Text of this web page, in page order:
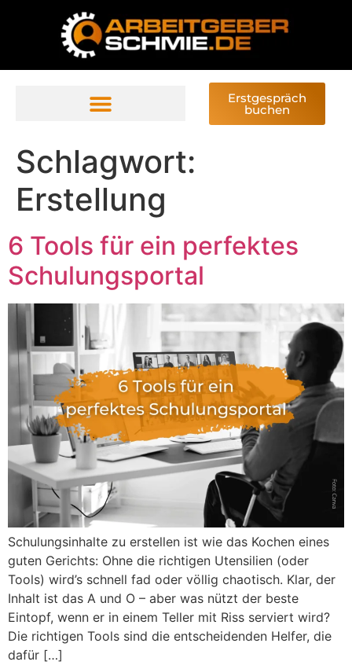
Erstgespräch
buchen
Schlagwort:
Erstellung
6 Tools für ein perfektes
Schulungsportal
Schulungsinhalte zu erstellen ist wie das Kochen eines
guten Gerichts: Ohne die richtigen Utensilien (oder
Tools) wird’s schnell fad oder völlig chaotisch. Klar, der
Inhalt ist das A und O – aber was nützt der beste
Eintopf, wenn er in einem Teller mit Riss serviert wird?
Die richtigen Tools sind die entscheidenden Helfer, die
dafür […]